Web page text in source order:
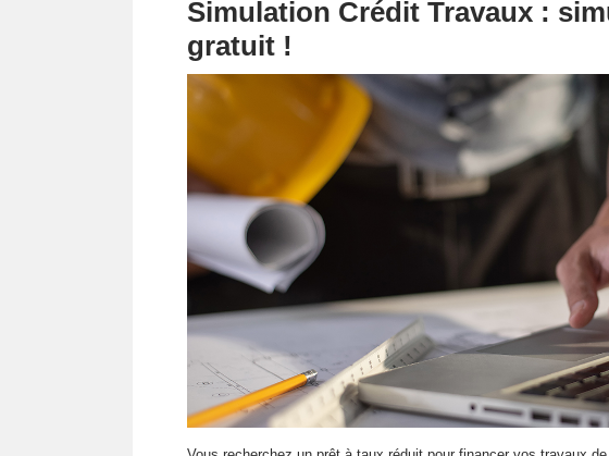
Simulation Crédit Travaux :
gratuit !